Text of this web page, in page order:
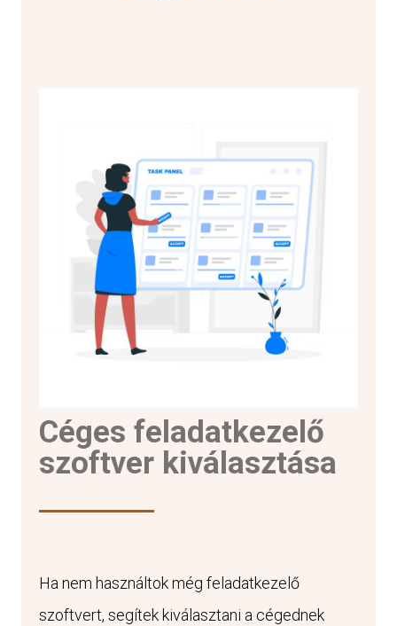
Céges feladatkezelő
szoftver kiválasztása
Ha nem használtok még feladatkezelő
szoftvert, segítek kiválasztani a cégednek